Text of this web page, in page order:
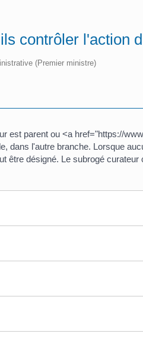
contrôler l'action
(Premier ministre)
est parent ou <a href="https://
dans l'autre branche. Lorsque
être désigné. Le subrogé